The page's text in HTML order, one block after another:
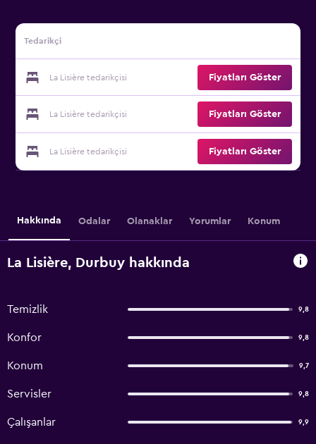
Tedarikçi
La Lisière tedarikçisi Fiyatları Göster
La Lisière tedarikçisi Fiyatları Göster
La Lisière tedarikçisi Fiyatları Göster
Hakkında Odalar Olanaklar Yorumlar Konum
La Lisière, Durbuy hakkında
Temizlik 9,8
Konfor 9,8
Konum 9,7
Servisler 9,8
Çalışanlar 9,9